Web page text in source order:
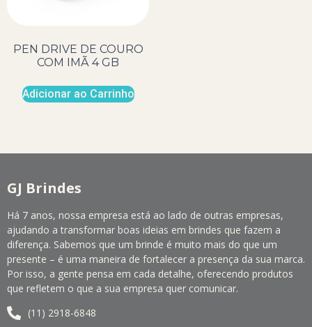
PEN DRIVE DE COURO
COM IMÃ 4 GB
Adicionar ao Carrinho
GJ Brindes
Há 7 anos, nossa empresa está ao lado de outras empresas,
ajudando a transformar boas ideias em brindes que fazem a
diferença. Sabemos que um brinde é muito mais do que um
presente – é uma maneira de fortalecer a presença da sua marca.
Por isso, a gente pensa em cada detalhe, oferecendo produtos
que refletem o que a sua empresa quer comunicar.
(11) 2918-6848